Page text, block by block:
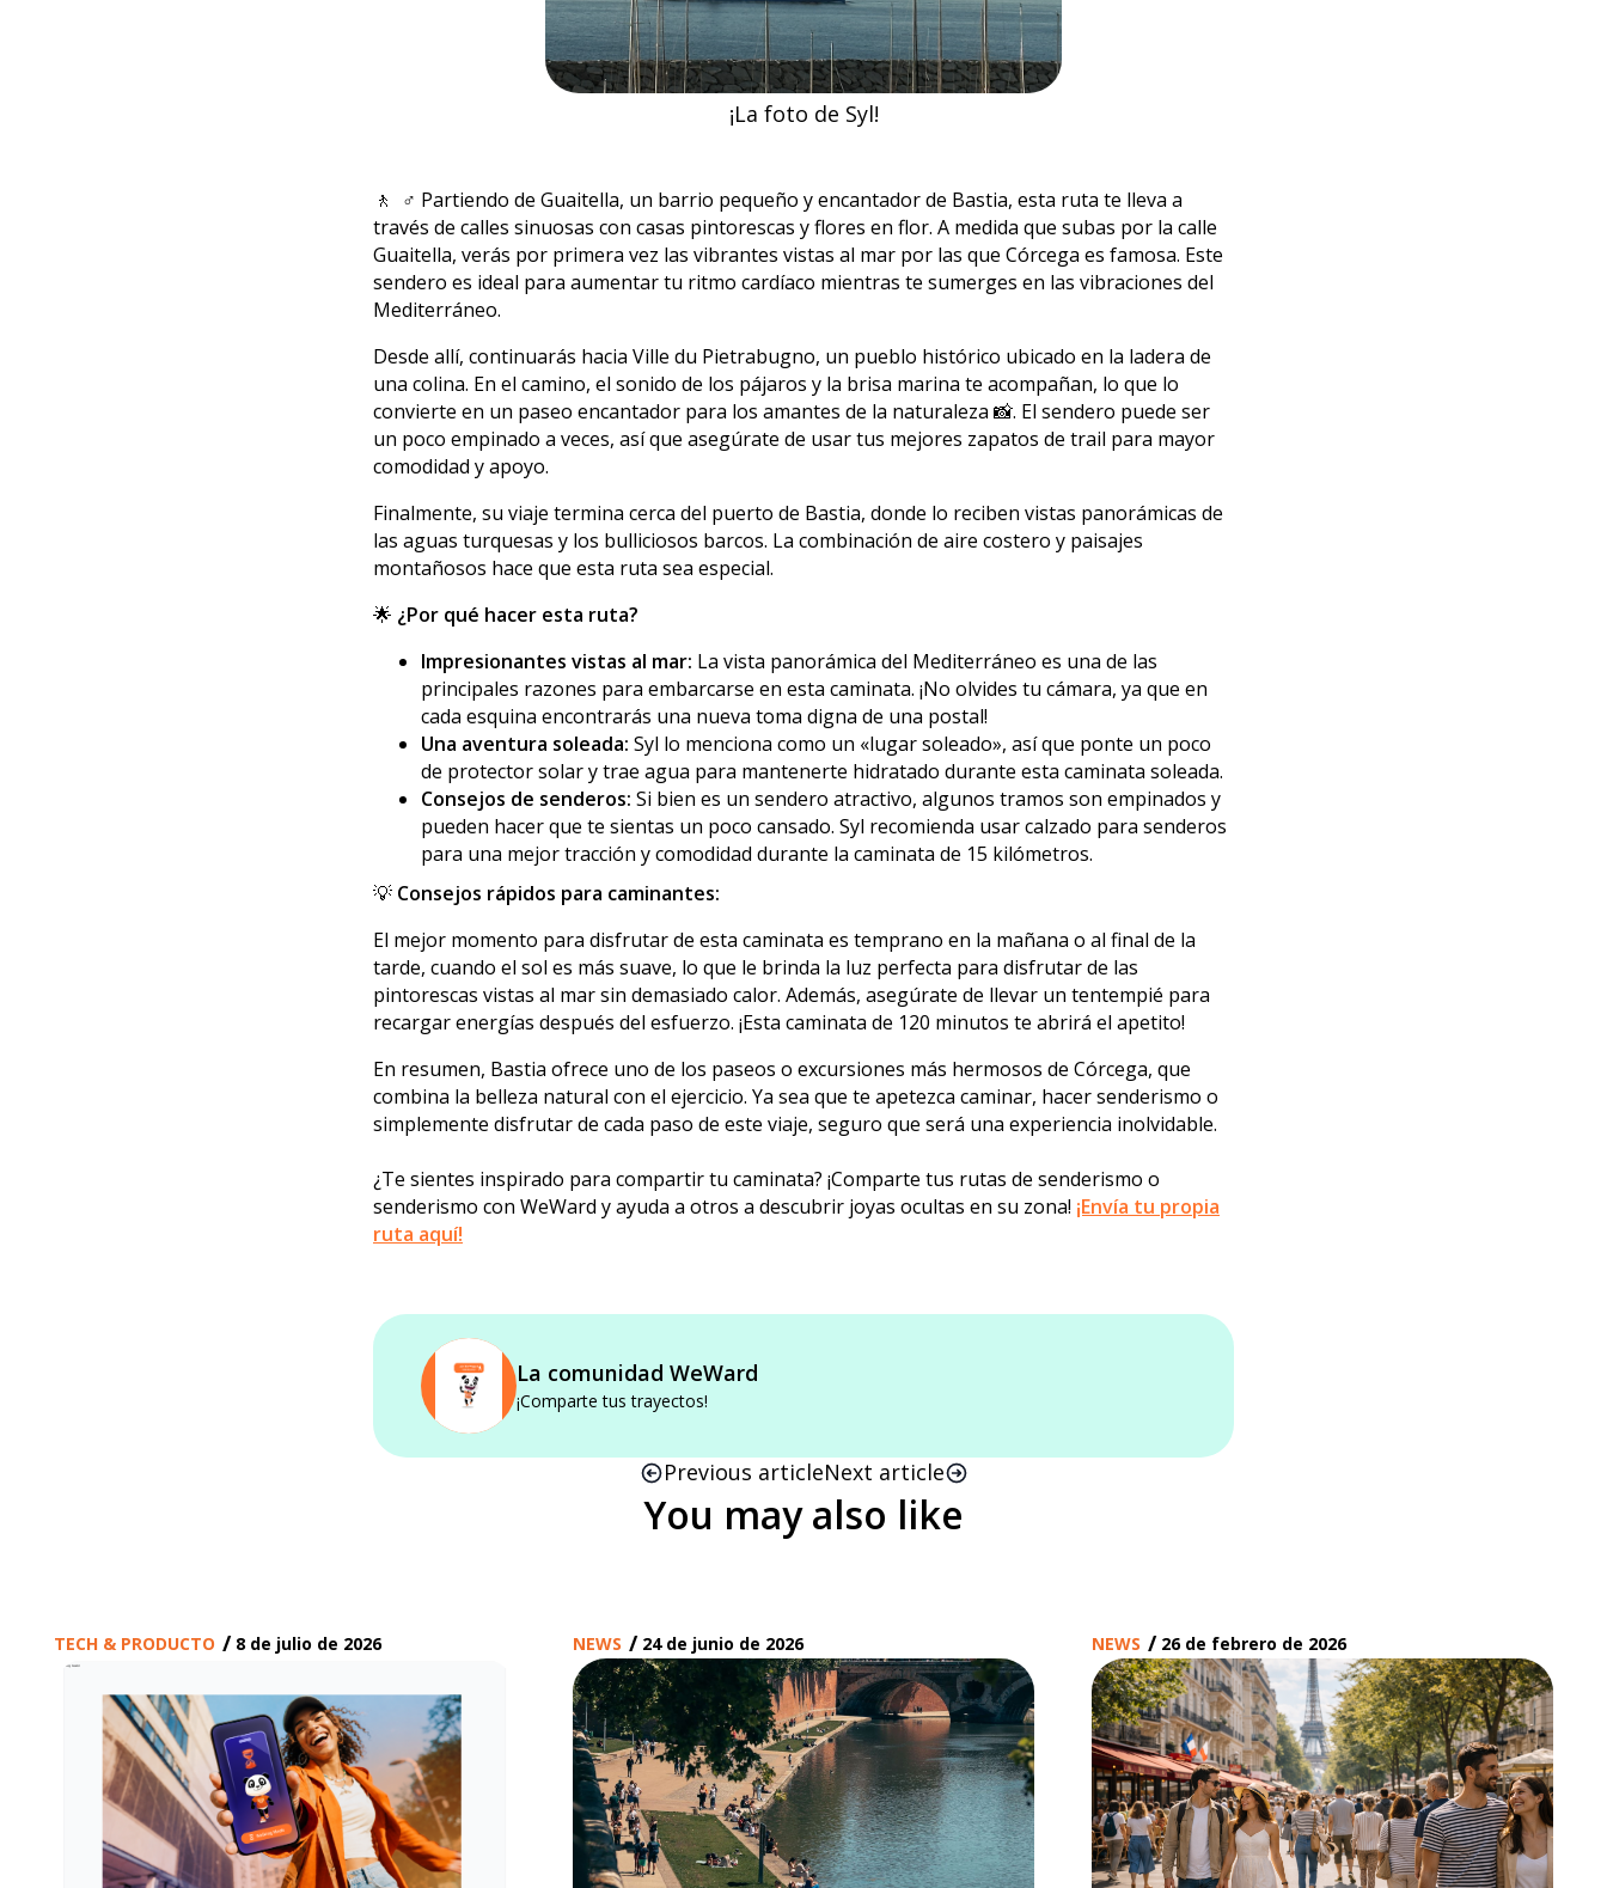
¡La foto de Syl!
🚶 ‍ ♂️ Partiendo de Guaitella, un barrio pequeño y encantador de Bastia, esta ruta te lleva a
través de calles sinuosas con casas pintorescas y flores en flor. A medida que subas por la calle
Guaitella, verás por primera vez las vibrantes vistas al mar por las que Córcega es famosa. Este
sendero es ideal para aumentar tu ritmo cardíaco mientras te sumerges en las vibraciones del
Mediterráneo.
Desde allí, continuarás hacia Ville du Pietrabugno, un pueblo histórico ubicado en la ladera de
una colina. En el camino, el sonido de los pájaros y la brisa marina te acompañan, lo que lo
convierte en un paseo encantador para los amantes de la naturaleza 📸. El sendero puede ser
un poco empinado a veces, así que asegúrate de usar tus mejores zapatos de trail para mayor
comodidad y apoyo.
Finalmente, su viaje termina cerca del puerto de Bastia, donde lo reciben vistas panorámicas de
las aguas turquesas y los bulliciosos barcos. La combinación de aire costero y paisajes
montañosos hace que esta ruta sea especial.
🌟 ¿Por qué hacer esta ruta?
Impresionantes vistas al mar: La vista panorámica del Mediterráneo es una de las
principales razones para embarcarse en esta caminata. ¡No olvides tu cámara, ya que en
cada esquina encontrarás una nueva toma digna de una postal!
Una aventura soleada: Syl lo menciona como un «lugar soleado», así que ponte un poco
de protector solar y trae agua para mantenerte hidratado durante esta caminata soleada.
Consejos de senderos: Si bien es un sendero atractivo, algunos tramos son empinados y
pueden hacer que te sientas un poco cansado. Syl recomienda usar calzado para senderos
para una mejor tracción y comodidad durante la caminata de 15 kilómetros.
💡 Consejos rápidos para caminantes:
El mejor momento para disfrutar de esta caminata es temprano en la mañana o al final de la
tarde, cuando el sol es más suave, lo que le brinda la luz perfecta para disfrutar de las
pintorescas vistas al mar sin demasiado calor. Además, asegúrate de llevar un tentempié para
recargar energías después del esfuerzo. ¡Esta caminata de 120 minutos te abrirá el apetito!
En resumen, Bastia ofrece uno de los paseos o excursiones más hermosos de Córcega, que
combina la belleza natural con el ejercicio. Ya sea que te apetezca caminar, hacer senderismo o
simplemente disfrutar de cada paso de este viaje, seguro que será una experiencia inolvidable.
¿Te sientes inspirado para compartir tu caminata? ¡Comparte tus rutas de senderismo o
senderismo con WeWard y ayuda a otros a descubrir joyas ocultas en su zona! ¡Envía tu propia
ruta aquí!
La comunidad WeWard
¡Comparte tus trayectos!
Previous articleNext article
You may also like
TECH & PRODUCTO / 8 de julio de 2026 NEWS / 24 de junio de 2026 NEWS / 26 de febrero de 2026